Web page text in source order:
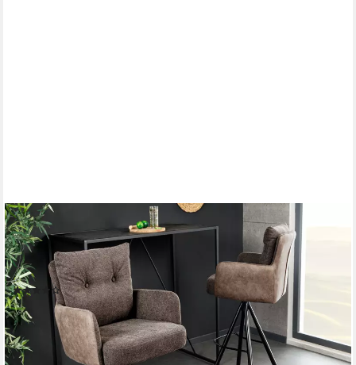
RIESS-AMBIENTE
Barhocker BIG GEORGE taupe/schwarz - Samt, drehbar, Metall-
Beine, mit Armlehne (Einzelartikel, 1 St), mit Taschenfederkern &
Fußablage – ideal für Küchentresen oder Bar
(2)
129,95 € UVP199,95 €
-35%
lieferbar - in 3-4 Werktagen bei dir